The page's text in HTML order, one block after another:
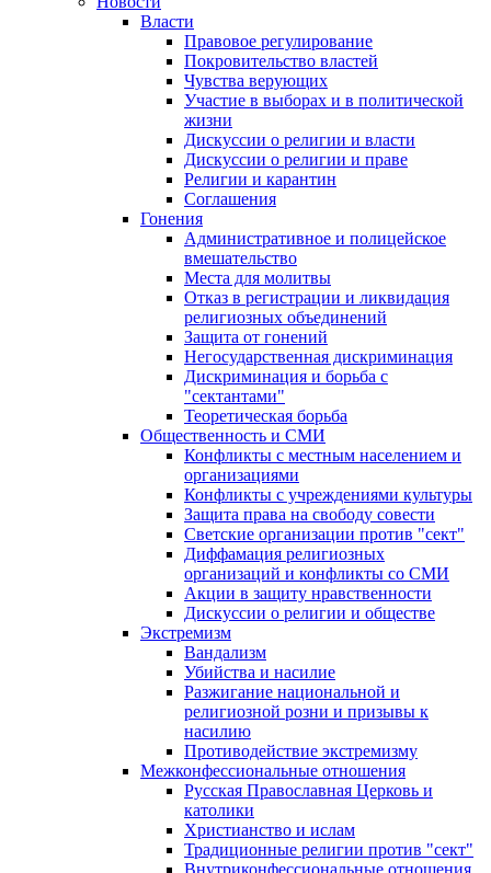
Власти
Правовое регулирование
Покровительство властей
Чувства верующих
Участие в выборах и в политической
жизни
Дискуссии о религии и власти
Дискуссии о религии и праве
Религии и карантин
Соглашения
Гонения
Административное и полицейское
вмешательство
Места для молитвы
Отказ в регистрации и ликвидация
религиозных объединений
Защита от гонений
Негосударственная дискриминация
Дискриминация и борьба с
"сектантами"
Теоретическая борьба
Общественность и СМИ
Конфликты с местным населением и
организациями
Конфликты с учреждениями культуры
Защита права на свободу совести
Светские организации против "сект"
Диффамация религиозных
организаций и конфликты со СМИ
Акции в защиту нравственности
Дискуссии о религии и обществе
Экстремизм
Вандализм
Убийства и насилие
Разжигание национальной и
религиозной розни и призывы к
насилию
Противодействие экстремизму
Межконфессиональные отношения
Русская Православная Церковь и
католики
Христианство и ислам
Традиционные религии против "сект"